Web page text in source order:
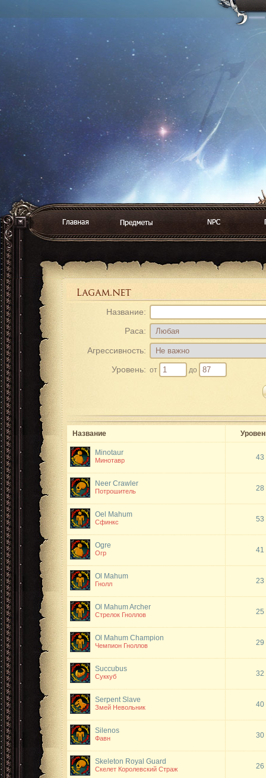
Название:
Раса:
Агрессивность:
Уровень: от до
Название
Minotaur
Минотавр 43
Neer Crawler
Потрошитель 28
Oel Mahum
Сфинкс 53
Ogre
Огр 41
Ol Mahum
Гнолл 23
Ol Mahum Archer
Стрелок Гноллов 25
Ol Mahum Champion
Чемпион Гноллов 29
Succubus
Суккуб 32
Serpent Slave
Змей Невольник 40
Silenos
Фавн 30
Skeleton Royal Guard
Скелет Королевский Страж 26